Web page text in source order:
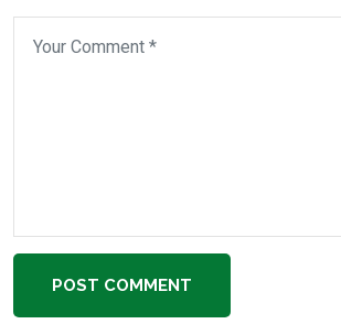
POST COMMENT